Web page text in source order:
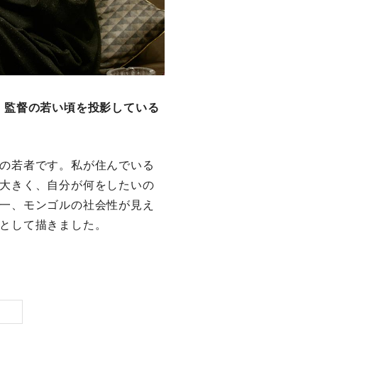
督の若い頃を投影している
若者です。私が住んでいる
きく、自分が何をしたいの
、モンゴルの社会性が見え
して描きました。